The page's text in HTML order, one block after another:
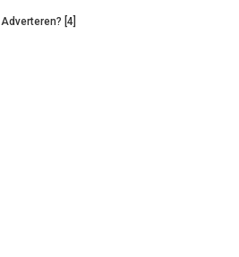
Adverteren? [4]